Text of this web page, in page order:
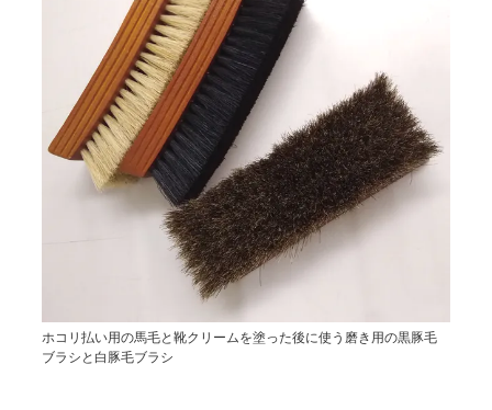
ホコリ払い用の馬毛と靴クリームを塗った後に使う磨き用の黒豚毛
ブラシと白豚毛ブラシ